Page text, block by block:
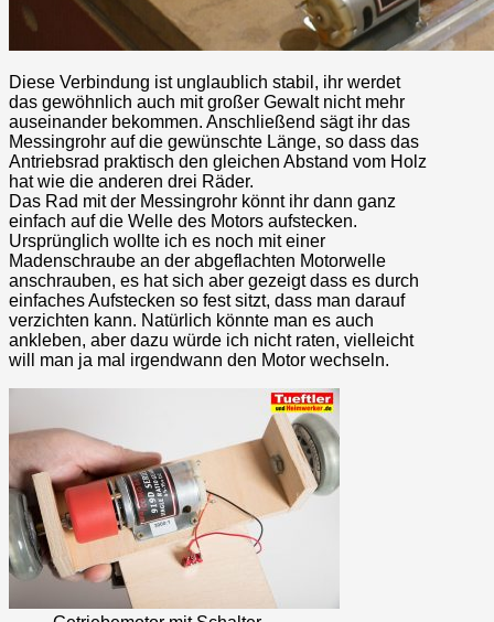
Diese Verbindung ist unglaublich stabil, ihr werdet
das gewöhnlich auch mit großer Gewalt nicht mehr
auseinander bekommen. Anschließend sägt ihr das
Messingrohr auf die gewünschte Länge, so dass das
Antriebsrad praktisch den gleichen Abstand vom Holz
hat wie die anderen drei Räder.
Das Rad mit der Messingrohr könnt ihr dann ganz
einfach auf die Welle des Motors aufstecken.
Ursprünglich wollte ich es noch mit einer
Madenschraube an der abgeflachten Motorwelle
anschrauben, es hat sich aber gezeigt dass es durch
einfaches Aufstecken so fest sitzt, dass man darauf
verzichten kann. Natürlich könnte man es auch
ankleben, aber dazu würde ich nicht raten, vielleicht
will man ja mal irgendwann den Motor wechseln.